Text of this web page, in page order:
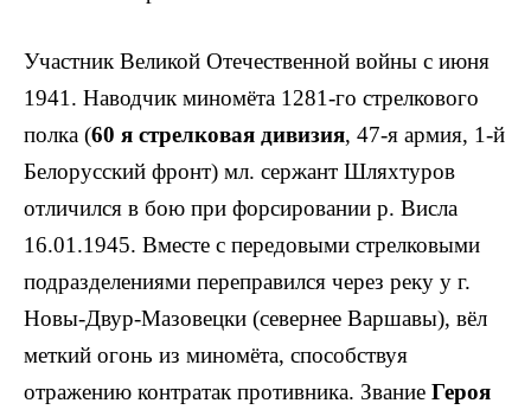
Участник Великой Отечественной войны с июня
1941. Наводчик миномёта 1281-го стрелкового
полка (60 я стрелковая дивизия, 47-я армия, 1-й
Белорусский фронт) мл. сержант Шляхтуров
отли­чился в бою при форсировании р. Висла
16.01.1945. Вместе с передовыми стрелковыми
подразделениями переправился через ре­ку у г.
Новы-Двур-Мазовецки (севернее Вар­шавы), вёл
меткий огонь из миномёта, способствуя
отражению контратак противника. Звание Героя